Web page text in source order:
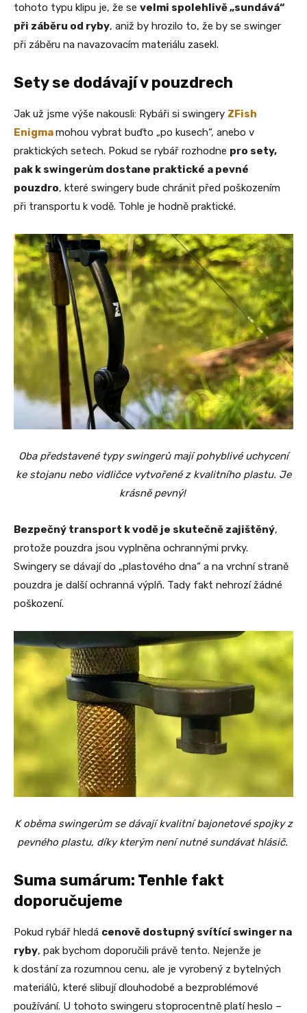
tohoto typu klipu je, že se velmi spolehlivě „sundává“
při záběru od ryby, aniž by hrozilo to, že by se swinger
při záběru na navazovacím materiálu zasekl.
Sety se dodávají v pouzdrech
Jak už jsme výše nakousli: Rybáři si swingery ZFish
Enigmamohou vybrat buďto „po kusech“, anebo v
praktických setech. Pokud se rybář rozhodne pro sety,
pak k swingerům dostane praktické a pevné
pouzdro, které swingery bude chránit před poškozením
při transportu k vodě. Tohle je hodně praktické.
Oba představené typy swingerů mají pohyblivé uchycení
ke stojanu nebo vidličce vytvořené z kvalitního plastu. Je
krásně pevný!
Bezpečný transport k vodě je skutečně zajištěný,
protože pouzdra jsou vyplněna ochrannými prvky.
Swingery se dávají do „plastového dna“ a na vrchní straně
pouzdra je další ochranná výplň. Tady fakt nehrozí žádné
poškození.
K oběma swingerům se dávají kvalitní bajonetové spojky z
pevného plastu, díky kterým není nutné sundávat hlásič.
Suma sumárum: Tenhle fakt
doporučujeme
Pokud rybář hledá cenově dostupný svítící swinger na
ryby, pak bychom doporučili právě tento. Nejenže je
k dostání za rozumnou cenu, ale je vyrobený z bytelných
materiálů, které slibují dlouhodobé a bezproblémové
používání. U tohoto swingeru stoprocentně platí heslo –